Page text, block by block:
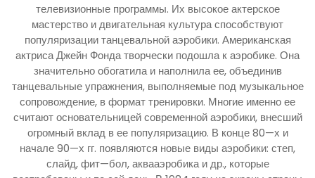
телевизионные программы. Их высокое актерское
мастерство и двигательная культура способствуют
популяризации танцевальной аэробики. Американская
актриса Джейн Фонда творчески подошла к аэробике. Она
значительно обогатила и наполнила ее, объединив
танцевальные упражнения, выполняемые под музыкальное
сопровождение, в формат тренировки. Многие именно ее
считают основательницей современной аэробики, внесший
огромный вклад в ее популяризацию. В конце 80—х и
начале 90—х гг. появляются новые виды аэробики: степ,
слайд, фит—бол, аквааэробика и др., которые